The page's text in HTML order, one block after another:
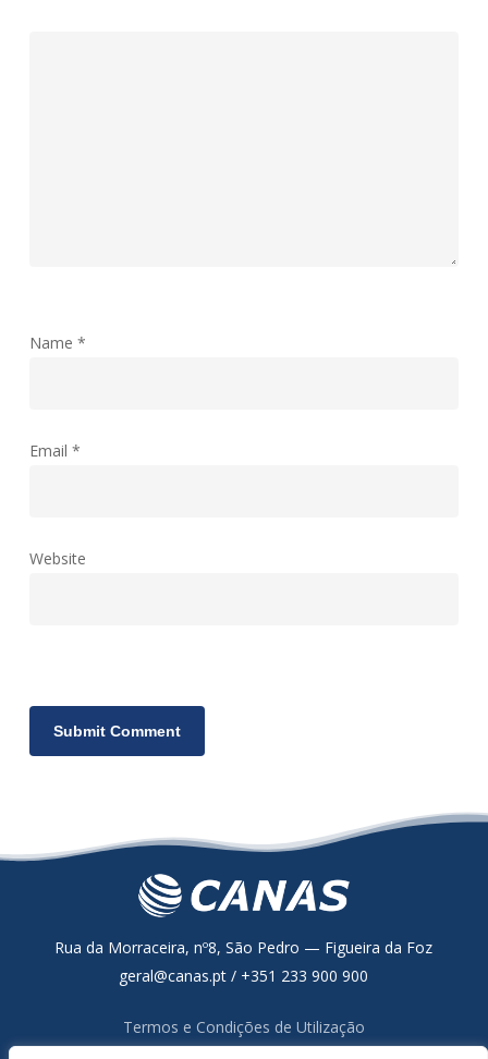
Name *
Email *
Website
Rua da Morraceira, nº8, São Pedro — Figueira da Foz
geral@canas.pt / +351 233 900 900
Termos e Condições de Utilização